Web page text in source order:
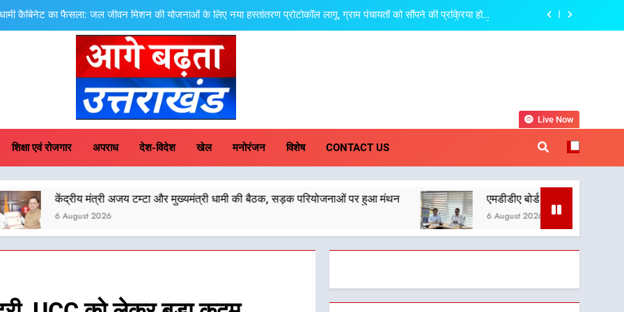
धामी कैबिनेट का फैसला: जल जीवन मिशन की योजनाओं के लिए नया हस्तांतरण प्रोटोकॉल लागू, ग्राम पंचायतों को सौंपने की प्रक्रिया होगी
तेजस्वी सूर्या और नेहा जोशी ने कांवड़ यात्रा को बनाया युवा शक्ति, सामाजिक समरसता और भारतीय संस्कृति का सशक्त संदेश
केंद्रीय मंत्री अजय टम्टा और मुख्यमंत्री धामी की बैठक, सड़क परियोजनाओं पर हुआ मंथन
एमडीडीए बोर्ड बैठक में 25 विकास प्रस्तावों को मिली मंजूरी, देहरादून-मसूरी के नियोजित विकास को मिलेगी रफ्तार
तेजस्वी सूर्या और नेहा जोशी ने कांवड़ यात्रा को बनाया युवा शक्ति, सामाजिक समरसता और भारतीय संस्कृति का सशक्त संदेश
केंद्रीय मंत्री अजय टम्टा और मुख्यमंत्री धामी की बैठक, सड़क परियोजनाओं पर हुआ मंथन
एमडीडीए बोर्ड बैठक में 25 विकास प्रस्तावों को मिली मंजूरी, देहरादून-मसूरी के नियोजित विकास को मिलेगी रफ्तार
Badhta Uttarakhand
शिक्षा एवं रोजगार अपराध देश-विदेश खेल मनोरंजन विशेष CONTACT US
Live Now
अजय टम्टा और मुख्यमंत्री धामी की बैठक, सड़क परियोजनाओं पर हुआ मंथन एमडीडीए बोर्ड बैठक में 25 विकास प्रस्तावों को मिली
6 August 2026